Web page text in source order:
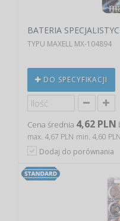
BATERIA
TYPU MAXELL MX-104894
DO SPECYFIKACJI
Cena średnia 4,62 PLN
max. 4,67 PLN min. 4,60 PLN
Dodaj do porównania